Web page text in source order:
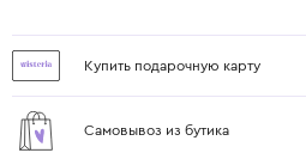
Купить подарочную карту
Самовывоз из бутика